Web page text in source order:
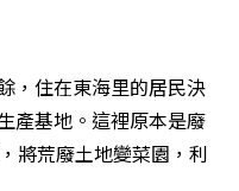
，住在東海里的居民決
產基地。這裡原本是廢
將荒廢土地變菜園，利